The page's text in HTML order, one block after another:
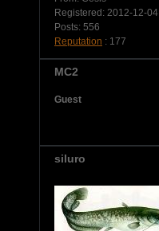
Registered: 2012-12-04
Posts: 556
Reputation : 177
MC2
Guest
siluro